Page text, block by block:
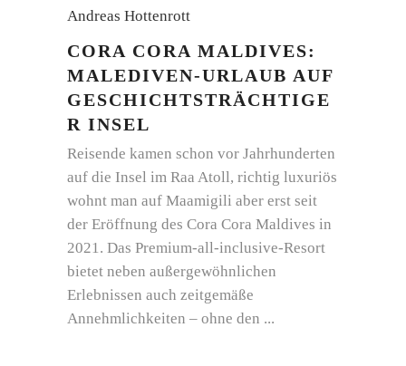
Andreas Hottenrott
CORA CORA MALDIVES:
MALEDIVEN-URLAUB AUF
GESCHICHTSTRÄCHTIGE
R INSEL
Reisende kamen schon vor Jahrhunderten
auf die Insel im Raa Atoll, richtig luxuriös
wohnt man auf Maamigili aber erst seit
der Eröffnung des Cora Cora Maldives in
2021. Das Premium-all-inclusive-Resort
bietet neben außergewöhnlichen
Erlebnissen auch zeitgemäße
Annehmlichkeiten – ohne den